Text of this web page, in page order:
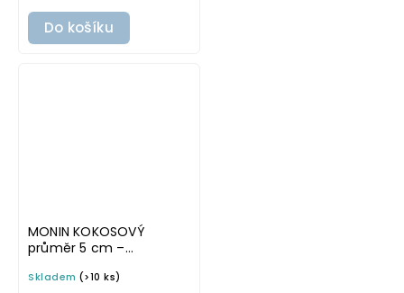
Do košíku
MONIN KOKOSOVÝ
průměr 5 cm –
písmu, omyvatelná
Skladem (>10 ks)